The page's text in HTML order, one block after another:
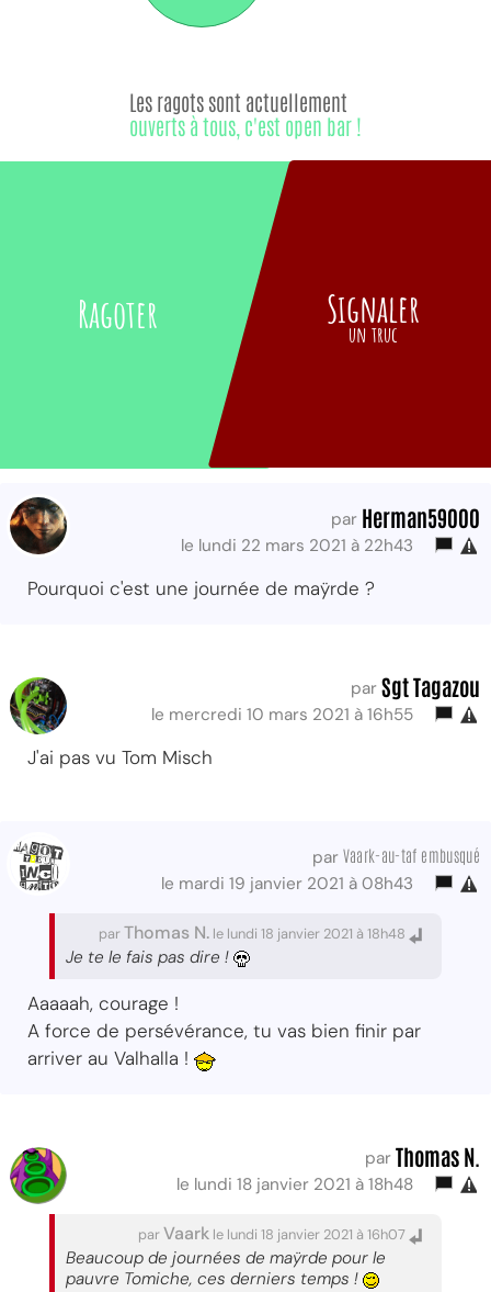
Ragoter
Les ragots sont actuellement
ouverts à tous, c'est open bar !
Signaler
un truc
par Herman59000
le lundi 22 mars 2021 à 22h43
Pourquoi c'est une journée de maÿrde ?
par Sgt Tagazou
le mercredi 10 mars 2021 à 16h55
J'ai pas vu Tom Misch
par Vaark-au-taf embusqué
le mardi 19 janvier 2021 à 08h43
parThomas N. le lundi 18 janvier 2021 à 18h48
Je te le fais pas dire !
Aaaaah, courage !
A force de persévérance, tu vas bien finir par
arriver au Valhalla !
par Thomas N.
le lundi 18 janvier 2021 à 18h48
parVaark le lundi 18 janvier 2021 à 16h07
Beaucoup de journées de maÿrde pour le
pauvre Tomiche, ces derniers temps !